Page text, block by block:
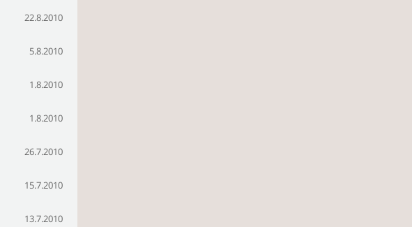
22.8.2010
5.8.2010
1.8.2010
1.8.2010
26.7.2010
15.7.2010
13.7.2010